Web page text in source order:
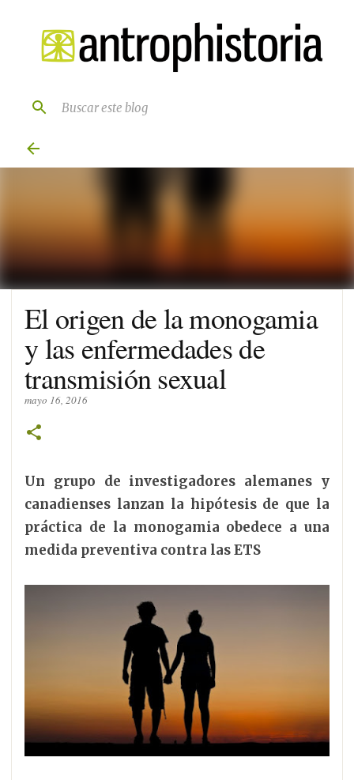
Ir al contenido principal
El origen de la monogamia
y las enfermedades de
transmisión sexual
mayo 16, 2016
Un grupo de investigadores alemanes y
canadienses lanzan la hipótesis de que la
práctica de la monogamia obedece a una
medida preventiva contra las ETS